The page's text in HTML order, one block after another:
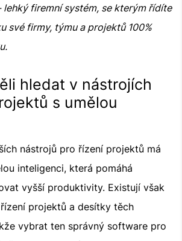
firemní systém, se kterým řídíte
své firmy, týmu a projektů 100%
hledat v nástrojích
s umělou
nástrojů pro řízení projektů má
inteligenci, která pomáhá
vyšší produktivity. Existují však
projektů a desítky těch
vybrat ten správný software pro